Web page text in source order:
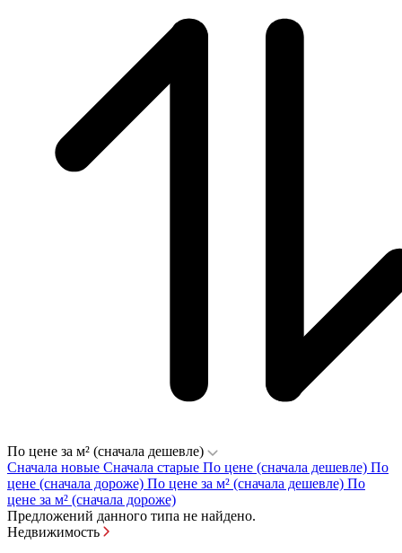
По цене за м² (сначала дешевле)
Сначала новые Сначала старые По цене (сначала дешевле) По
цене (сначала дороже) По цене за м² (сначала дешевле) По
цене за м² (сначала дороже)
Предложений данного типа не найдено.
Недвижимость